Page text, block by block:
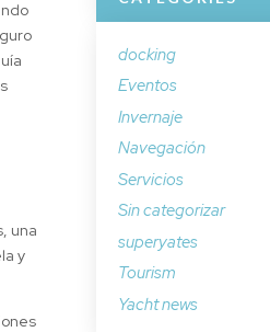
una
y
docking
Eventos
Invernaje
Navegación
Servicios
Sin categorizar
superyates
Tourism
Yacht news